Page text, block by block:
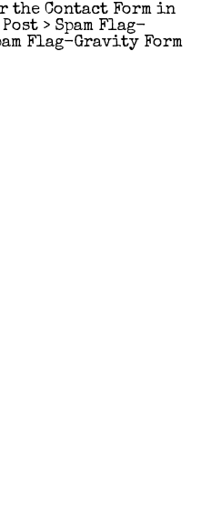
the Contact Form in
> Spam Flag-
Flag-Gravity Form